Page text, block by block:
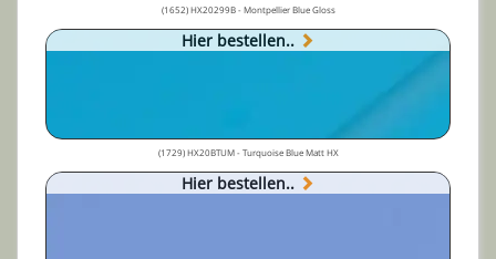
(1652) HX20299B - Montpellier Blue Gloss
Hier bestellen..
(1729) HX20BTUM - Turquoise Blue Matt HX
Hier bestellen..